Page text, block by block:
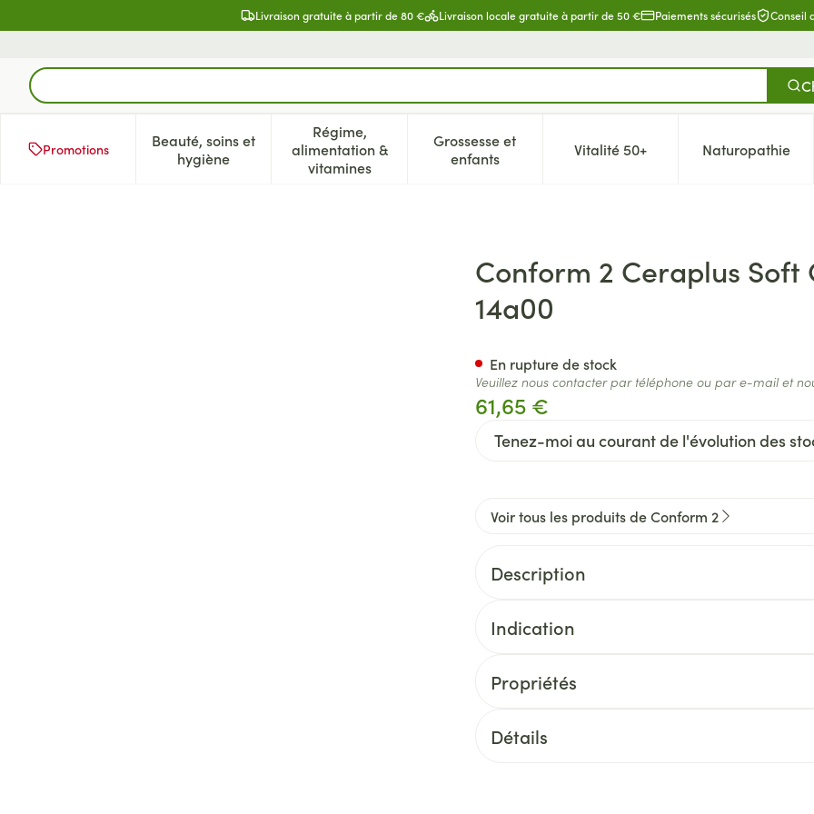
Livraison gratuite à partir de 80 € Livraison locale gratuite à partir de 50 € Paiements sécurisés Conseil
Rechercher
Promotions
Beauté, soins et
hygièneAfficher le sous-menu pour la catégorie Beauté, soins et hygiène
Régime,
alimentation &
vitamines
Afficher le sous-menu pour la catégorie Régime, alimentation &
Grossesse et
enfantsAfficher le sous-menu pour la catégorie Grossesse
Vitalité 50+Afficher le sous-menu pour la
Naturopathie
Afficher
Conform 2 Ceraplus Soft Conv.13-25mm/45mm 5 14a00
Conform 2 Ceraplus Soft
14a00
61,65 €
Tenez-moi au courant de l'évolution des
En rupture de stock
Veuillez nous contacter par téléphone ou par e-mail et
Voir tous les produits de Conform 2
Description
Indication
Propriétés
Détails